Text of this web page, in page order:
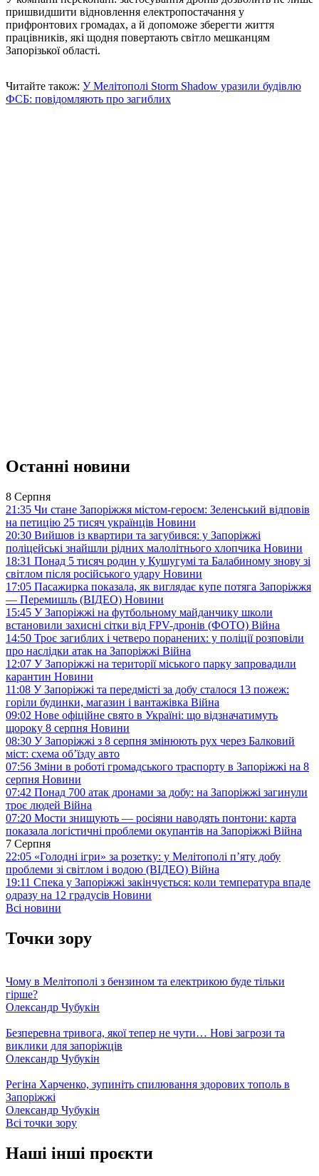
пришвидшити відновлення електропостачання у
прифронтових громадах, а й допоможе зберегти життя
працівників, які щодня повертають світло мешканцям
Запорізької області.
Читайте також: У Мелітополі Storm Shadow уразили будівлю
ФСБ: повідомляють про загиблих
Останні новини
8 Серпня
21:35 Чи стане Запоріжжя містом-героєм: Зеленський відповів
на петицію 25 тисяч українців Новини
20:30 Вийшов із квартири та загубився: у Запоріжжі
поліцейські знайшли рідних малолітнього хлопчика Новини
18:31 Понад 5 тисяч родин у Кушугумі та Балабиному знову зі
світлом після російського удару Новини
17:05 Пасажирка показала, як виглядає купе потяга Запоріжжя
— Перемишль (ВІДЕО) Новини
15:45 У Запоріжжі на футбольному майданчику школи
встановили захисні сітки від FPV-дронів (ФОТО) Війна
14:50 Троє загиблих і четверо поранених: у поліції розповіли
про наслідки атак на Запоріжжі Війна
12:07 У Запоріжжі на території міського парку запровадили
карантин Новини
11:08 У Запоріжжі та передмісті за добу сталося 13 пожеж:
горіли будинки, магазин і вантажівка Війна
09:02 Нове офіційне свято в Україні: що відзначатимуть
щороку 8 серпня Новини
08:30 У Запоріжжі з 8 серпня змінюють рух через Балковий
міст: схема об’їзду авто
07:56 Зміни в роботі громадського траспорту в Запоріжжі на 8
серпня Новини
07:42 Понад 700 атак дронами за добу: на Запоріжжі загинули
троє людей Війна
07:20 Мости знищують — росіяни наводять понтони: карта
показала логістичні проблеми окупантів на Запоріжжі Війна
7 Серпня
22:05 «Голодні ігри» за розетку: у Мелітополі п’яту добу
проблеми зі світлом і водою (ВІДЕО) Війна
19:11 Спека у Запоріжжі закінчується: коли температура впаде
одразу на 12 градусів Новини
Всі новини
Точки зору
Чому в Мелітополі з бензином та електрикою буде тільки
гірше?
Олександр Чубукін
Безперевна тривога, якої тепер не чути… Нові загрози та
виклики для запоріжців
Олександр Чубукін
Регіна Харченко, зупиніть спилювання здорових тополь в
Запоріжжі
Олександр Чубукін
Всі точки зору
Наші інші проєкти